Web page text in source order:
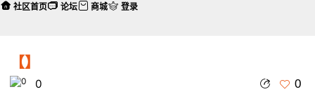
【】
0 0
社区首页 论坛 商城 登录